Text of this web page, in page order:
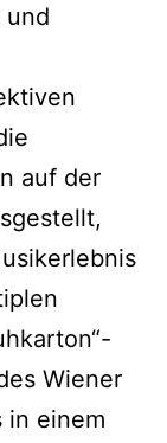
und
auf der
Wiener
in einem